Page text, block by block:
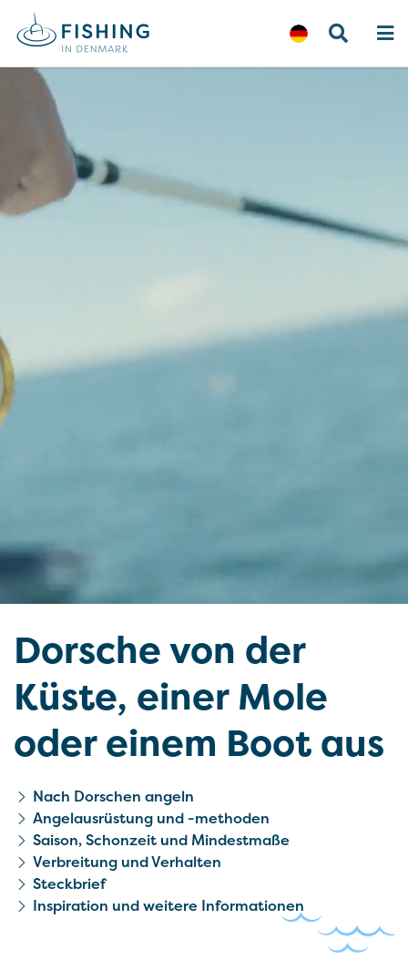
Dorsche von der
Küste, einer Mole
oder einem Boot aus
Nach Dorschen angeln
Angelausrüstung und -methoden
Saison, Schonzeit und Mindestmaße
Verbreitung und Verhalten
Steckbrief
Inspiration und weitere Infor­mationen